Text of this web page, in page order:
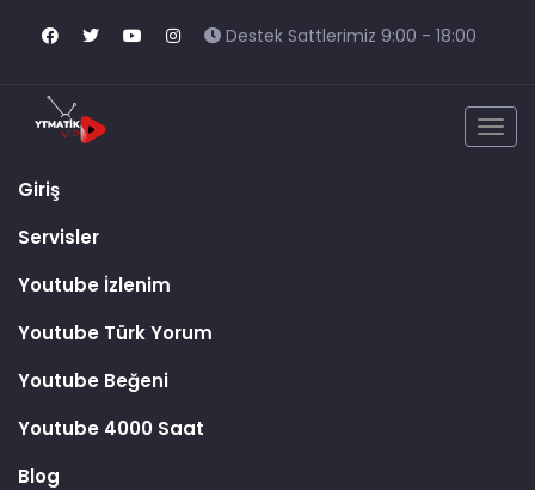
Destek Sattlerimiz 9:00 - 18:00
Giriş
Servisler
Youtube İzlenim
Youtube Türk Yorum
Youtube Beğeni
Youtube 4000 Saat
Blog